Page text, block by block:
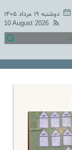
دوشنبه ۱۹ مرداد ۱۴۰۵
10 August 2026